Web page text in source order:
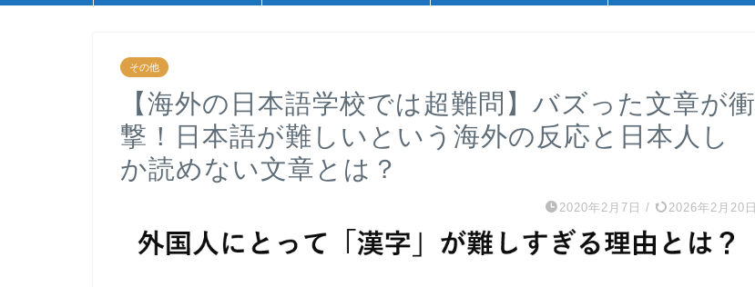
その他
【海外の日本語学校では超難問】バズった文章が衝
撃！日本語が難しいという海外の反応と日本人し
か読めない文章とは？
2020年2月7日 / 2026年2月20日